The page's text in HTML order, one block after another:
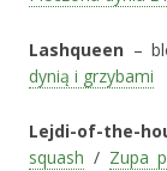
Lashqueen –
dynią i grzybami
Lejdi-of-the-
squash / Zupa